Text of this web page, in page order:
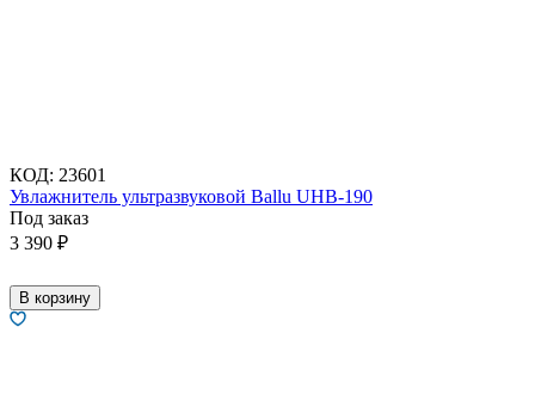
КОД: 23601
Увлажнитель ультразвуковой Ballu UHB-190
Под заказ
3 390 ₽
В корзину